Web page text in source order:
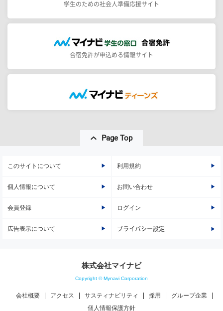
学生のための社会人準備応援サイト
合宿免許が申込める情報サイト
Page Top
このサイトについて 利用規約
個人情報について お問い合わせ
会員登録 ログイン
広告表示について プライバシー設定
株式会社マイナビ
Copyright © Mynavi Corporation
会社概要 アクセス サスティナビリティ 採用
グループ企業
個人情報保護方針